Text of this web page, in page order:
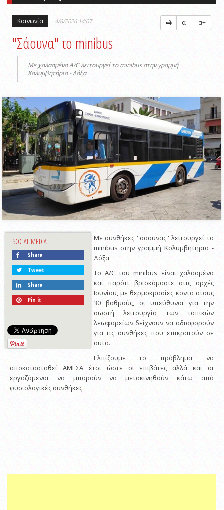
Κοινωνία 4/6/2026 14:07 α- α+
"Σάουνα" το minibus
Mε χαλασμένο Α/C λειτουργεί το minibus στην γραμμή
Κολυμβητήριο - Δόξα
SOCIAL MEDIA
Share
Tweet
Share
Pin it
Με συνθήκες ''σάουνας'' λειτουργεί το
minibus στην γραμμή Κολυμβητήριο -
Δόξα.
Το Α/C του minibus είναι χαλασμένο
και παρότι βρισκόμαστε στις αρχές
Ιουνίου, με θερμοκρασίες κοντά στους
30 βαθμούς, οι υπεύθυνοι για την
σωστή λειτουργία των τοπικών
λεωφορείων δείχνουν να αδιαφορούν
για τις συνθήκες που επικρατούν σε
αυτά.
Ελπίζουμε το πρόβλημα να
αποκατασταθεί ΑΜΕΣΑ έτσι ώστε οι επιβάτες αλλά και οι
εργαζόμενοι να μπορούν να μετακινηθούν κάτω από
φυσιολογικές συνθήκες.